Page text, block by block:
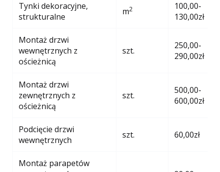
Tynki dekoracyjne,
strukturalne
m2
100,00-
130,00zł
Montaż drzwi
wewnętrznych z
ościeżnicą
szt.
250,00-
290,00zł
Montaż drzwi
zewnętrznych z
ościeżnicą
szt.
500,00-
600,00zł
Podcięcie drzwi
wewnętrznych
szt. 60,00zł
Montaż parapetów